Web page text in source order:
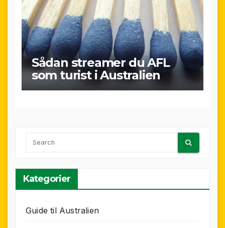
Sådan streamer du AFL
som turist i Australien
Kategorier
Guide til Australien